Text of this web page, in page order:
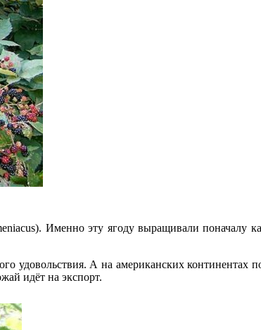
Именно эту ягоду выращивали поначалу
А на американских континентах
идёт на экспорт.